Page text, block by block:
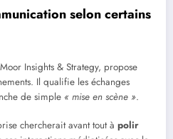
selon certains
Insights & Strategy, propose
Il qualifie les échanges
de simple « mise en scène ».
chercherait avant tout à polir